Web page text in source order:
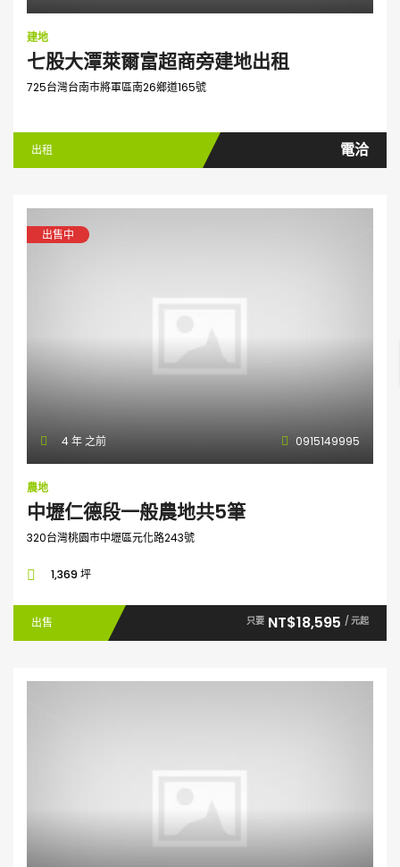
建地
七股大潭萊爾富超商旁建地出租
725台灣台南市將軍區南26鄉道165號
出租 電洽
出售中
4 年 之前 0915149995
農地
中壢仁德段一般農地共5筆
320台灣桃園市中壢區元化路243號
1,369 坪
出售 只要 NT$18,595 / 元起